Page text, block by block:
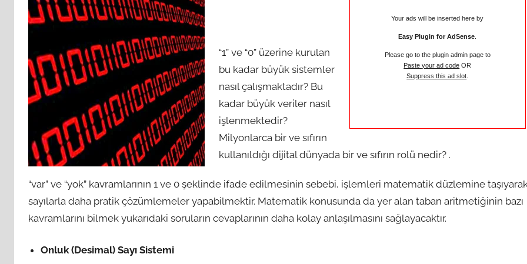
Your ads will be inserted here by
Easy Plugin for AdSense
Please go to the plugin admin page to
Paste your ad code OR
Suppress this ad slot
“1” ve “0” üzerine kurulan
bu kadar büyük sistemler
nasıl çalışmaktadır? Bu
kadar büyük veriler nasıl
işlenmektedir?
Milyonlarca bir ve sıfırın
kullanıldığı dijital dünyada bir ve sıfırın rolü nedir? .
“var” ve “yok” kavramlarının 1 ve 0 şeklinde ifade edilmesinin sebebi, işlemleri matematik düzlemine
sayılarla daha pratik çözümlemeler yapabilmektir. Matematik konusunda da yer alan taban aritmetiğinin bazı
kavramlarını bilmek yukarıdaki soruların cevaplarının daha kolay anlaşılmasını sağlayacaktır.
Onluk (Desimal) Sayı Sistemi